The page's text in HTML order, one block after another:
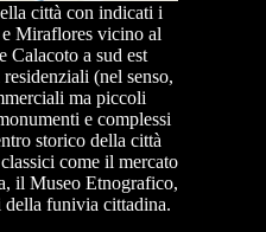
città con indicati i
Miraflores vicino al
Calacoto a sud est
(nel senso,
ma piccoli
e complessi
storico della città
come il mercato
il Museo Etnografico,
funivia cittadina.